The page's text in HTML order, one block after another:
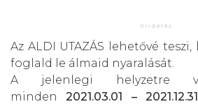
Az ALDI UTAZÁS lehetővé
foglald le álmaid nyaralását.
A jelenlegi helyzetre
minden2021.03.01 – 2021.12.31